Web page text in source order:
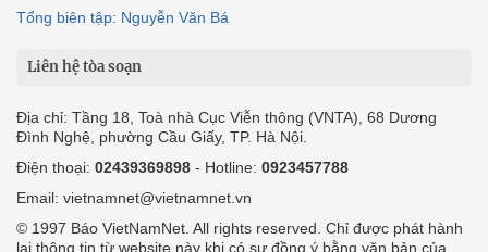
Tổng biên tập: Nguyễn Văn Bá
Liên hệ tòa soạn
Địa chỉ: Tầng 18, Toà nhà Cục Viễn thông (VNTA), 68 Dương
Đình Nghệ, phường Cầu Giấy, TP. Hà Nội.
Điện thoại: 02439369898 - Hotline: 0923457788
Email: vietnamnet@vietnamnet.vn
© 1997 Báo VietNamNet. All rights reserved. Chỉ được phát hành
lại thông tin từ website này khi có sự đồng ý bằng văn bản của